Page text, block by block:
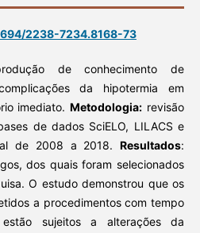
2238-7234.8168-73
de conhecimento de
da hipotermia em
imediato.Metodologia: revisão
de dados SciELO, LILACS e
de 2008 a 2018.Resultados:
dos quais foram selecionados
O estudo demonstrou que os
a procedimentos com tempo
sujeitos a alterações da